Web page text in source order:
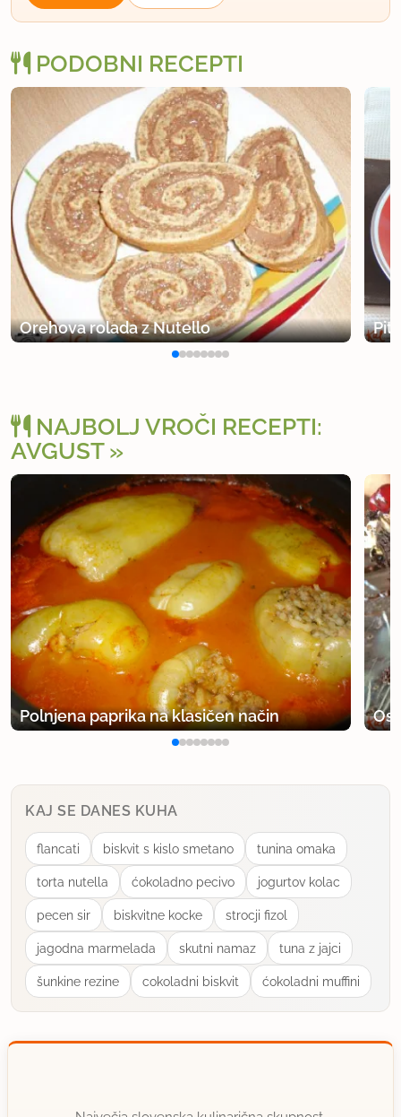
PODOBNI RECEPTI
Orehova rolada z Nutello
NAJBOLJ VROČI RECEPTI:
AVGUST
Polnjena paprika na klasičen način
KAJ SE DANES KUHA
flancati biskvit s kislo smetano tunina omaka
torta nutella ćokoladno pecivo jogurtov kolac
pecen sir biskvitne kocke strocji fizol
jagodna marmelada skutni namaz tuna z jajci
šunkine rezine cokoladni biskvit ćokoladni muffini